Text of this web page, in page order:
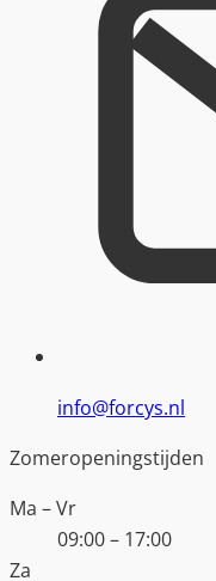
info@forcys.nl
Zomeropeningstijden
Ma – Vr
09:00 – 17:00
Za